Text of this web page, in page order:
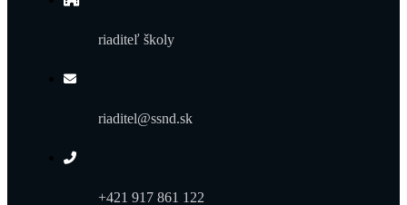
riaditeľ školy
riaditel@ssnd.sk
+421 917 861 122